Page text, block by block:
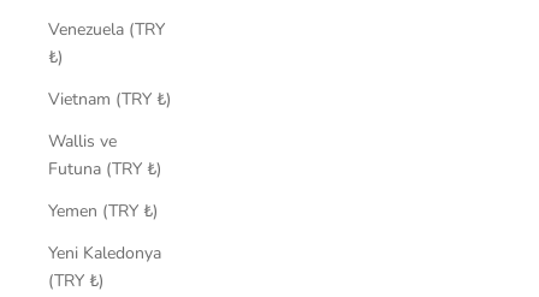
Venezuela (TRY
₺)
Vietnam (TRY ₺)
Wallis ve
Futuna (TRY ₺)
Yemen (TRY ₺)
Yeni Kaledonya
(TRY ₺)